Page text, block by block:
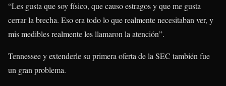
“Les gusta que soy físico, que causo estragos y que me gusta
cerrar la brecha. Eso era todo lo que realmente necesitaban ver, y
mis medibles realmente les llamaron la atención”.
Tennessee y extenderle su primera oferta de la SEC también fue
un gran problema.